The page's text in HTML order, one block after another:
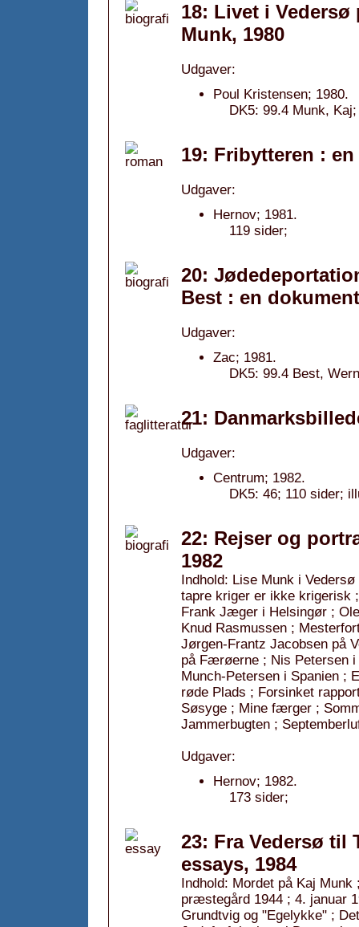
18: Livet i
Munk, 1980
Udgaver:
Poul Kristensen; 1980.
DK5: 99.4 Munk,
19: Fribytteren : en
Udgaver:
Hernov; 1981.
119 sider;
20:
Best : en
Udgaver:
Zac; 1981.
DK5: 99.4 Best,
21:
Udgaver:
Centrum; 1982.
DK5: 46; 110 sider;
22: Rejser og
1982
Indhold: Lise Munk i
tapre kriger er ikke krigerisk
Frank Jæger i Helsingør ;
Knud Rasmussen ;
Jørgen-Frantz Jacobsen på
på Færøerne ; Nis Petersen
Munch-Petersen i Spanien ;
røde Plads ; Forsinket
Søsyge ; Mine færger ;
Jammerbugten ;
Udgaver:
Hernov; 1982.
173 sider;
23: Fra Vedersø til
essays, 1984
Indhold: Mordet på Kaj
præstegård 1944 ; 4. januar
Grundtvig og "Egelykke" ;